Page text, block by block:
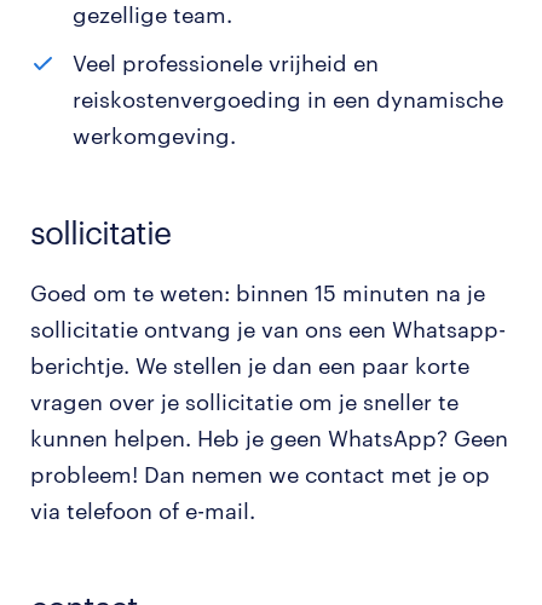
gezellige team.
Veel professionele vrijheid en
reiskostenvergoeding in een dynamische
werkomgeving.
sollicitatie
Goed om te weten: binnen 15 minuten na je
sollicitatie ontvang je van ons een Whatsapp-
berichtje. We stellen je dan een paar korte
vragen over je sollicitatie om je sneller te
kunnen helpen. Heb je geen WhatsApp? Geen
probleem! Dan nemen we contact met je op
via telefoon of e-mail.